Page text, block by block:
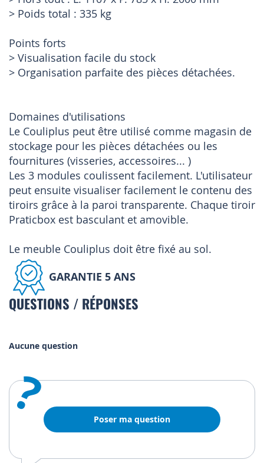
> Poids total : 335 kg
Points forts
> Visualisation facile du stock
> Organisation parfaite des pièces détachées.
Domaines d'utilisations
Le Couliplus peut être utilisé comme magasin de
stockage pour les pièces détachées ou les
fournitures (visseries, accessoires... )
Les 3 modules coulissent facilement. L'utilisateur
peut ensuite visualiser facilement le contenu des
tiroirs grâce à la paroi transparente. Chaque tiroir
Praticbox est basculant et amovible.
Le meuble Couliplus doit être fixé au sol.
GARANTIE 5 ANS
QUESTIONS / RÉPONSES
Aucune question
? Poser ma question